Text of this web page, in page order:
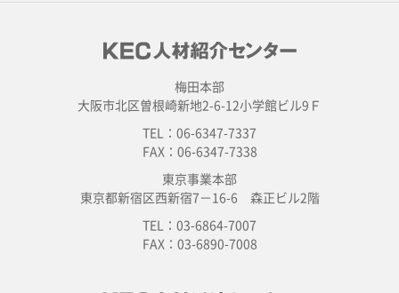
梅田本部
大阪市北区曽根崎新地2-6-12小学館ビル9Ｆ
TEL：06-6347-7337
FAX：06-6347-7338
東京事業本部
東京都新宿区西新宿7－16-6 森正ビル2階
TEL：03-6864-7007
FAX：03-6890-7008